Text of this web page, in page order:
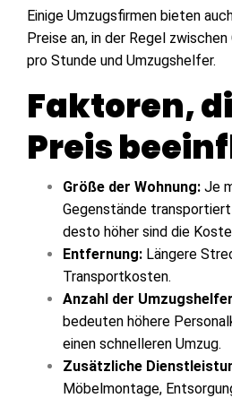
Einige Umzugsfirmen bieten
Preise an, in der Regel
pro Stunde und Umzugshelfer.
Faktoren,
Preis
Größe der Wohnung: Je
Gegenstände
desto höher sind die
Entfernung: Längere
Transportkosten.
Anzahl der
bedeuten höhere
einen schnelleren Umzug.
Zusätzliche
Möbelmontage,